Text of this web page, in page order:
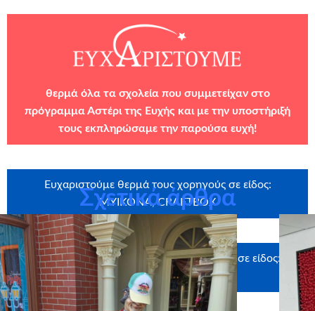
θερμά όλα τα σχολεία που συμμετείχαν στο
πρόγραμμα Αστέρι της Ευχής και με την υποστήριξή
τους εκπληρώσαμε την παρούσα ευχή!
Ευχαριστούμε θερμά τους χορηγούς σε είδος:
MYIKONA, CRAFTBOX
Ευχαριστούμε θερμά τους υποστηρικτές σε είδος:
UNIGLOBE
Σχετικά άρθρα